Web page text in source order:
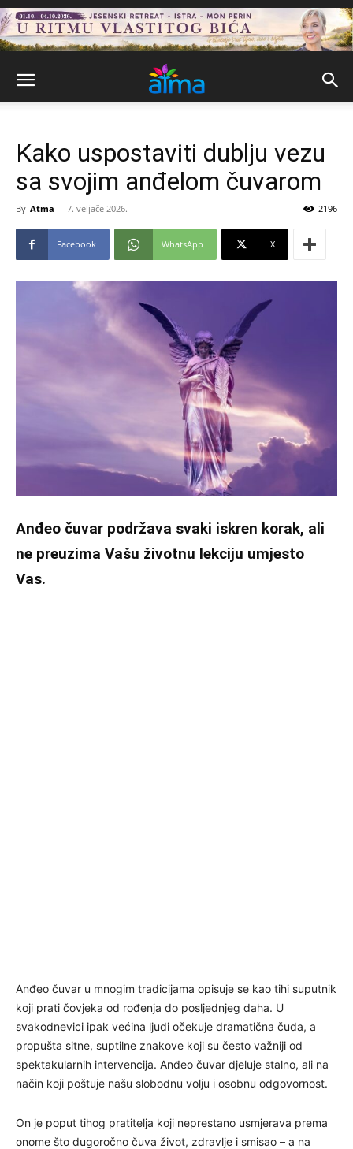
Kako uspostaviti dublju vezu
sa svojim anđelom čuvarom
By Atma - 7. veljače 2026. 2196
Facebook WhatsApp X
Anđeo čuvar podržava svaki iskren korak, ali
ne preuzima Vašu životnu lekciju umjesto
Vas.
Anđeo čuvar u mnogim tradicijama opisuje se kao tihi suputnik
koji prati čovjeka od rođenja do posljednjeg daha. U
svakodnevici ipak većina ljudi očekuje dramatična čuda, a
propušta sitne, suptilne znakove koji su često važniji od
spektakularnih intervencija. Anđeo čuvar djeluje stalno, ali na
način koji poštuje našu slobodnu volju i osobnu odgovornost.
On je poput tihog pratitelja koji neprestano usmjerava prema
onome što dugoročno čuva život, zdravlje i smisao – a na